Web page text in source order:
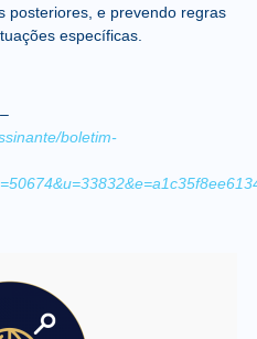
posteriores, e prevendo regras
específicas.
boletim-